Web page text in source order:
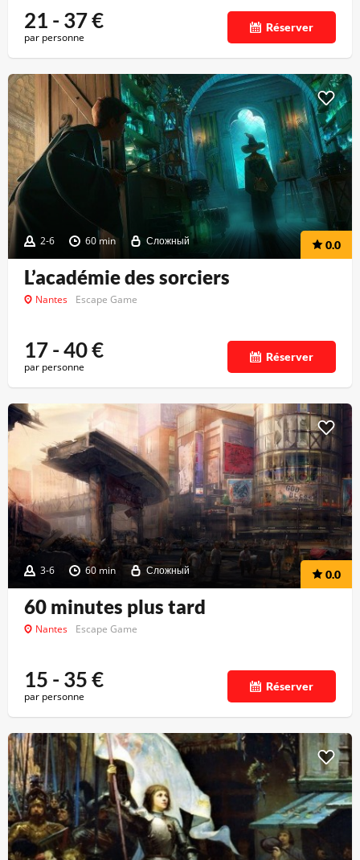
21 - 37€
par personne
Réserver
2-6 60 min Сложный 0.0
L’académie des sorciers
Nantes Escape Game
17 - 40€
par personne
Réserver
3-6 60 min Сложный 0.0
60 minutes plus tard
Nantes Escape Game
15 - 35€
par personne
Réserver